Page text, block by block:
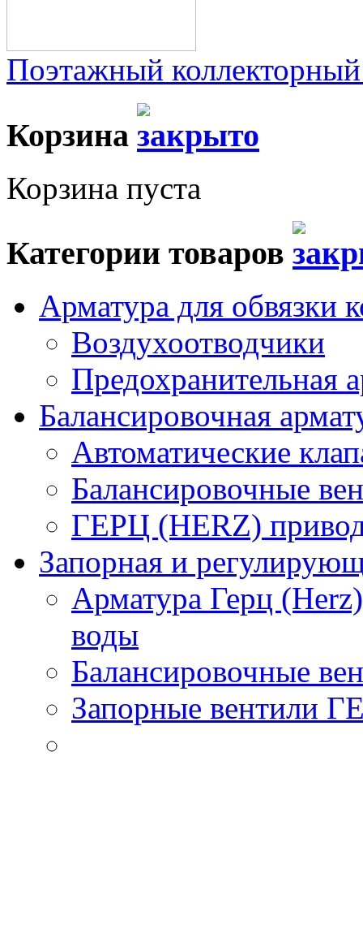
Поэтажный
Корзина
Корзина пуста
Категории товаров
Арматура для обвязки
Воздухоотводчики
Предохранительная
Балансировочная
Автоматические
Балансировочные
ГЕРЦ (HERZ)
Запорная и
Арматура Герц
воды
Балансировочные
Запорные вентили